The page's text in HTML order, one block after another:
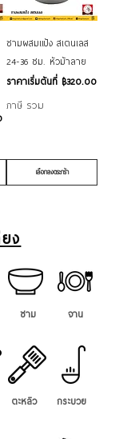
ชามผสมแป้ง สเตนเลส
24-36 ซม. หัวม้าลาย
ราคาเริ่มต้นที่ ฿320.00
ราคาขายลด
ภาษี รวม
เลือกลงตระกร้า
ง
ชาม จาน
ตะหลิว กระบวย